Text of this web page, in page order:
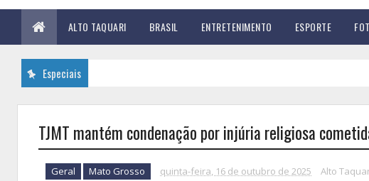
ALTO TAQUARI BRASIL ENTRETENIMENTO ESPORTE
Especiais
TJMT mantém condenação por injúria religiosa
Geral Mato Grosso quinta-feira, 16 de outubro de 2025 Alto